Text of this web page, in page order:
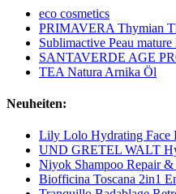
eco cosmetics
PRIMAVERA Thymian
Sublimactive Peau
SANTAVERDE AGE
TEA Natura Arnika Öl
Neuheiten:
Lily Lolo Hydrating Face
UND GRETEL WALT
Niyok Shampoo Repair &
Biofficina Toscana 2in1